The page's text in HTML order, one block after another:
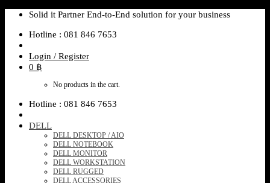
Skip
content
Solid it Partner End-to-End solution for your business
Hotline : 081 846 7653
Login / Register
0 ฿
No products in the cart.
Hotline : 081 846 7653
DELL
DELL DESKTOP / AIO
DELL NOTEBOOK
DELL MONITOR
DELL WORKSTATION
DELL RUGGED
DELL ACCESSORIES